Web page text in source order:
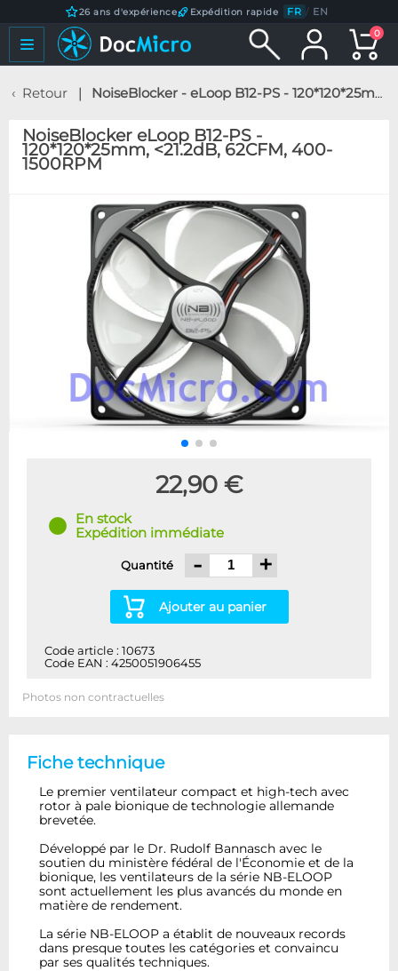
26 ans d'expérience Expédition rapide FR / EN
0
Retour NoiseBlocker - eLoop B12-PS - 120*120*25mm, <21.2dB, 62CFM, 400-1500RPM
NoiseBlocker eLoop B12-PS -
120*120*25mm, <21.2dB, 62CFM, 400-
1500RPM
22,90 €
En stock
Expédition immédiate
Quantité - +
Ajouter au panier
Code article : 10673
Code EAN : 4250051906455
Photos non contractuelles
Fiche technique
Le premier ventilateur compact et high-tech avec
rotor à pale bionique de technologie allemande
brevetée.
Développé par le Dr. Rudolf Bannasch avec le
soutien du ministère fédéral de l'Économie et de la
bionique, les ventilateurs de la série NB-ELOOP
sont actuellement les plus avancés du monde en
matière de rendement.
La série NB-ELOOP a établit de nouveaux records
dans presque toutes les catégories et convaincu
par ses qualités techniques.